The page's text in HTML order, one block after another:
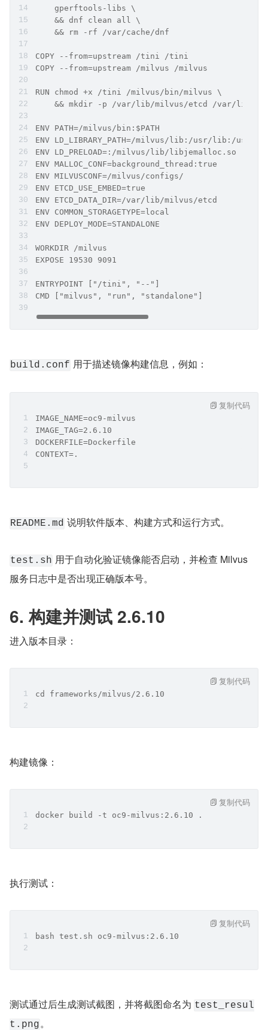
    gperftools-libs \
    && dnf clean all \
    && rm -rf /var/cache/dnf
COPY --from=upstream /tini /tini
COPY --from=upstream /milvus /milvus
RUN chmod +x /tini /milvus/bin/milvus \
&& mkdir -p /var/lib/milvus/etcd /var/lib/
ENV PATH=/milvus/bin:$PATH
ENV LD_LIBRARY_PATH=/milvus/lib:/usr/lib:/usr/
ENV LD_PRELOAD=:/milvus/lib/libjemalloc.so
ENV MALLOC_CONF=background_thread:true
ENV MILVUSCONF=/milvus/configs/
ENV ETCD_USE_EMBED=true
ENV ETCD_DATA_DIR=/var/lib/milvus/etcd
ENV COMMON_STORAGETYPE=local
ENV DEPLOY_MODE=STANDALONE
WORKDIR /milvus
EXPOSE 19530 9091
ENTRYPOINT ["/tini", "--"]
CMD ["milvus", "run", "standalone"]
build.conf 用于描述镜像构建信息，例如：
IMAGE_NAME=oc9-milvus
IMAGE_TAG=2.6.10
DOCKERFILE=Dockerfile
CONTEXT=.
复制代码
README.md 说明软件版本、构建方式和运行方式。
test.sh 用于自动化验证镜像能否启动，并检查 Milvus
服务日志中是否出现正确版本号。
6. 构建并测试 2.6.10
进入版本目录：
cd frameworks/milvus/2.6.10
复制代码
构建镜像：
docker build -t oc9-milvus:2.6.10 .
复制代码
执行测试：
bash test.sh oc9-milvus:2.6.10
复制代码
测试通过后生成测试截图，并将截图命名为 test_resul
t.png。